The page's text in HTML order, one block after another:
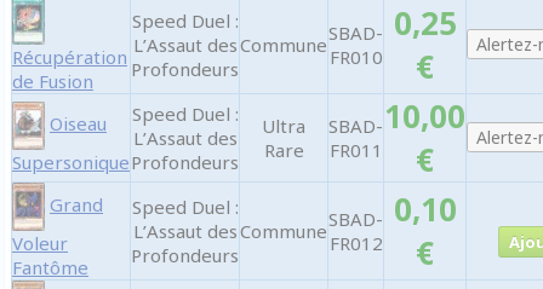
Récupération
de Fusion
Speed Duel :
L’Assaut des
Profondeurs
CommuneSBAD-
FR010
0,25
€
Oiseau
Supersonique
Speed Duel :
L’Assaut des
Profondeurs
Ultra
Rare
SBAD-
FR011
10,00
€
Grand
Voleur
Fantôme
Speed Duel :
L’Assaut des
Profondeurs
CommuneSBAD-
FR012
0,10
€